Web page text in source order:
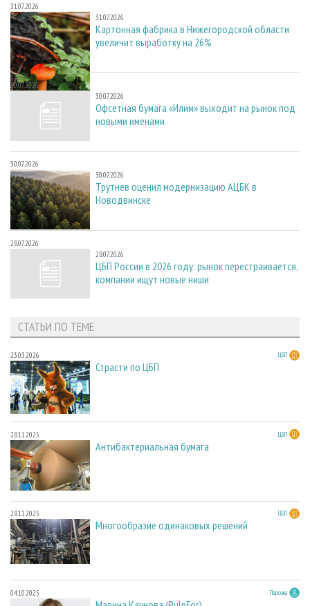
31.07.2026
31.07.2026
Картонная фабрика в Нижегородской области
увеличит выработку на 26%
30.07.2026
30.07.2026
Офсетная бумага «Илим» выходит на рынок под
новыми именами
30.07.2026
30.07.2026
Трутнев оценил модернизацию АЦБК в
Новодвинске
28.07.2026
28.07.2026
ЦБП России в 2026 году: рынок перестраивается,
компании ищут новые ниши
СТАТЬИ ПО ТЕМЕ
23.03.2026 ЦБП
Страсти по ЦБП
28.11.2025 ЦБП
Антибактериальная бумага
28.11.2025 ЦБП
Многообразие одинаковых решений
04.10.2025 Персона